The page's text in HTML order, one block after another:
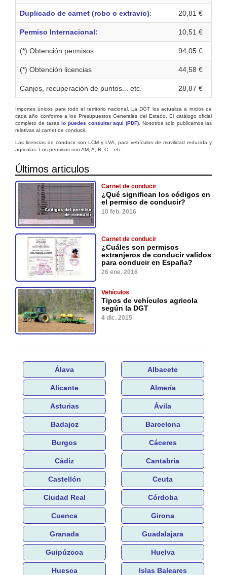
Duplicado de carnet (robo o extravio): 20,81 €
Permiso Internacional: 10,51 €
(*) Obtención permisos 94,05 €
(*) Obtención licencias 44,58 €
Canjes, recuperación de puntos... etc. 28,87 €
Importes únicos para todo el territorio nacional. La DGT los actualiza a inicios de
cada año conforme a los Presupuestos Generales del Estado. El catálogo oficial
completo de tasas lo puedes consultar aquí (PDF) . Nosotros solo publicamos las
relativas al carnet de conducir.
Las licencias de conducir son LCM y LVA, para vehículos de movilidad reducida y
agricolas. Los permisos son AM, A, B, C... etc.
Últimos articulos
Carnet de conducir
¿Qué significan los códigos en
el permiso de conducir?
10 feb. 2016
Carnet de conducir
¿Cuáles son permisos
extranjeros de conducir validos
para conducir en España?
26 ene. 2016
Vehículos
Tipos de vehículos agricola
según la DGT
4 dic. 2015
Álava Albacete
Alicante Almería
Asturias Ávila
Badajoz Barcelona
Burgos Cáceres
Cádiz Cantabria
Castellón Ceuta
Ciudad Real Córdoba
Cuenca Girona
Granada Guadalajara
Guipúzcoa Huelva
Huesca Islas Baleares